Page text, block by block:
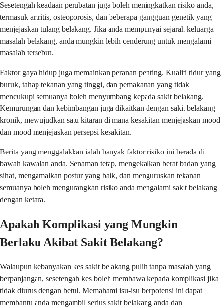
Sesetengah keadaan perubatan juga boleh meningkatkan risiko anda,
termasuk artritis, osteoporosis, dan beberapa gangguan genetik yang
menjejaskan tulang belakang. Jika anda mempunyai sejarah keluarga
masalah belakang, anda mungkin lebih cenderung untuk mengalami
masalah tersebut.
Faktor gaya hidup juga memainkan peranan penting. Kualiti tidur yang
buruk, tahap tekanan yang tinggi, dan pemakanan yang tidak
mencukupi semuanya boleh menyumbang kepada sakit belakang.
Kemurungan dan kebimbangan juga dikaitkan dengan sakit belakang
kronik, mewujudkan satu kitaran di mana kesakitan menjejaskan mood
dan mood menjejaskan persepsi kesakitan.
Berita yang menggalakkan ialah banyak faktor risiko ini berada di
bawah kawalan anda. Senaman tetap, mengekalkan berat badan yang
sihat, mengamalkan postur yang baik, dan menguruskan tekanan
semuanya boleh mengurangkan risiko anda mengalami sakit belakang
dengan ketara.
Apakah Komplikasi yang Mungkin
Berlaku Akibat Sakit Belakang?
Walaupun kebanyakan kes sakit belakang pulih tanpa masalah yang
berpanjangan, sesetengah kes boleh membawa kepada komplikasi jika
tidak diurus dengan betul. Memahami isu-isu berpotensi ini dapat
membantu anda mengambil serius sakit belakang anda dan